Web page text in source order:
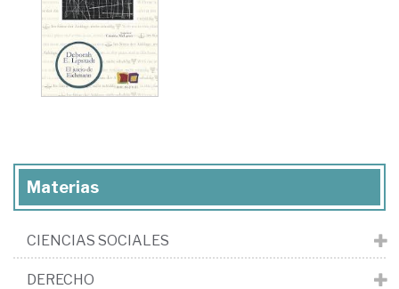
Materias
CIENCIAS SOCIALES
DERECHO